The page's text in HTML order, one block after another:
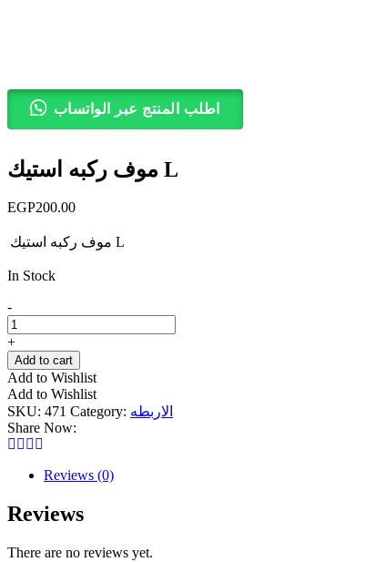
اطلب المنتج عبر الواتساب
موف ركبه استيك L
EGP200.00
موف ركبه استيك L
In Stock
موف
ركبه
استيك
L
quantity
-
+
Add to cart
Add to Wishlist
Add to Wishlist
SKU: 471 Category: الاربطه
Share Now:
Reviews (0)
Reviews
There are no reviews yet.